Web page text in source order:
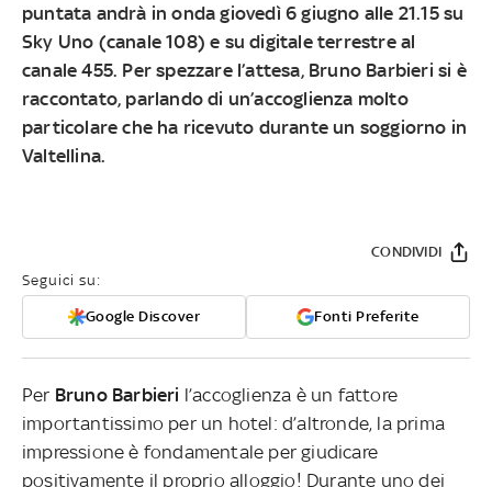
puntata andrà in ondagiovedì 6 giugno alle 21.15 su
Sky Uno (canale 108) e su digitale terrestre al
canale 455. Per spezzare l’attesa, Bruno Barbieri si è
raccontato, parlando di un’accoglienza molto
particolare che ha ricevuto durante un soggiorno in
Valtellina.
Seguici su:
Google Discover Fonti Preferite
CONDIVIDI
Per Bruno Barbieri l’accoglienza è un fattore
importantissimo per un hotel: d’altronde, la prima
impressione è fondamentale per giudicare
positivamente il proprio alloggio! Durante uno dei